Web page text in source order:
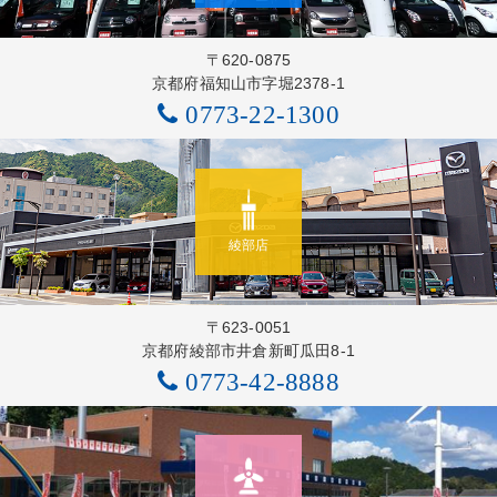
〒620-0875
京都府福知山市字堀2378-1
0773-22-1300
綾部店
〒623-0051
京都府綾部市井倉新町瓜田8-1
0773-42-8888